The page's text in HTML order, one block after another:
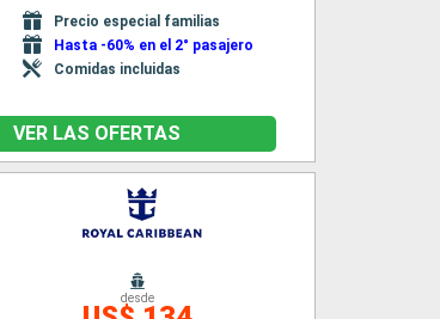
Precio especial familias
Hasta -60% en el 2° pasajero
Comidas incluidas
VER LAS OFERTAS
desde